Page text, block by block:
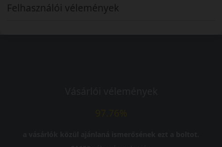
Felhasználói vélemények